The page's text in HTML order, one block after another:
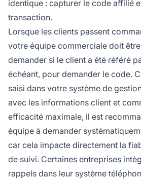
identique : capturer le code affilié
transaction.
Lorsque les clients passent
votre équipe commerciale doit
demander si le client a été référé
échéant, pour demander le code.
saisi dans votre système de
avec les informations client et
efficacité maximale, il est
équipe à demander
car cela impacte directement la
de suivi. Certaines entreprises
rappels dans leur système